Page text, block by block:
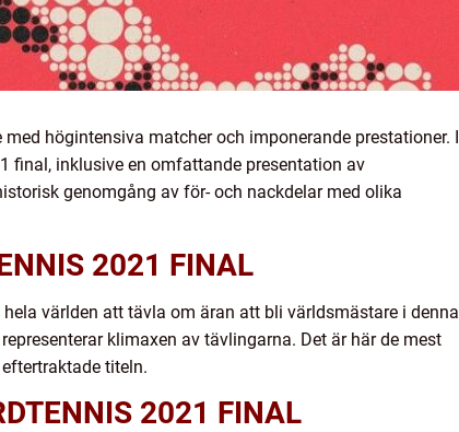
högintensiva matcher och imponerande prestationer. I
final, inklusive en omfattande presentation av
genomgång av för- och nackdelar med olika
2021 FINAL
världen att tävla om äran att bli världsmästare i denna
klimaxen av tävlingarna. Det är här de mest
titeln.
2021 FINAL